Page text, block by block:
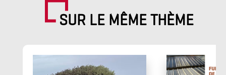
SUR LE MÊME THÈME